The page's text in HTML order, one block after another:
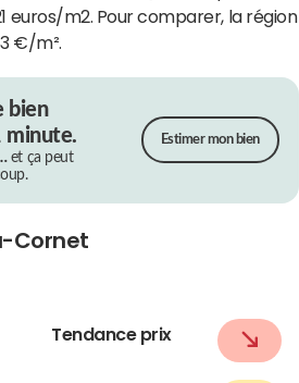
euros/m2. Pour comparer, la région
€/m².
bien
minute.
et ça peut
Estimer mon bien
Cornet
Tendance prix